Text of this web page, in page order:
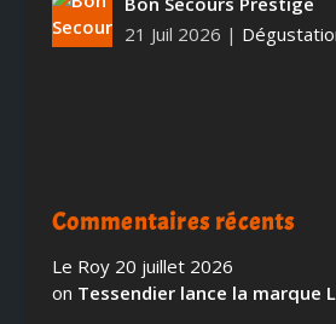
21 Juil 2026 |
Commentaires récents
Le Roy 20 juillet 2026
on Tessendier lance la marque